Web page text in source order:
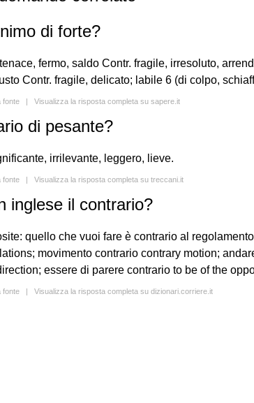
di forte?
fermo, saldo Contr. fragile, irresoluto,
Contr. fragile, delicato; labile 6 (di colpo,
fonte | Visualizza la risposta completa su sapere.it
di pesante?
irrilevante, leggero, lieve.
fonte | Visualizza la risposta completa su treccani.it
inglese il contrario?
quello che vuoi fare è contrario al
movimento contrario contrary motion;
essere di parere contrario to be of the
fonte | Visualizza la risposta completa su dizionari.corriere.it